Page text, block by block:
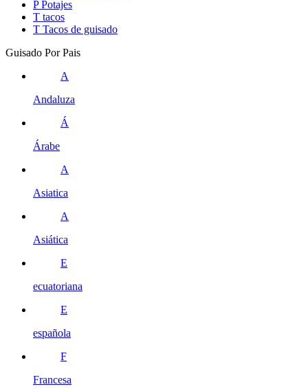
P Potajes
T tacos
T Tacos de guisado
Guisado Por Pais
A
Andaluza
Á
Árabe
A
Asiatica
A
Asiática
E
ecuatoriana
E
española
F
Francesa